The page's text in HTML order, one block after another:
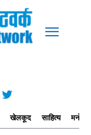
खेलकूद साहित्य